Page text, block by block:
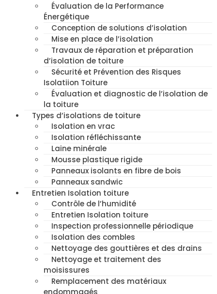
Évaluation de la Performance
Énergétique
Conception de solutions d’isolation
Mise en place de l’isolation
Travaux de réparation et préparation
d’isolation de toiture
Sécurité et Prévention des Risques
Isolatiion Toiture
Évaluation et diagnostic de l’isolation de
la toiture
Types d’isolations de toiture
Isolation en vrac
Isolation réfléchissante
Laine minérale
Mousse plastique rigide
Panneaux isolants en fibre de bois
Panneaux sandwic
Entretien Isolation toiture
Contrôle de l’humidité
Entretien Isolation toiture
Inspection professionnelle périodique
Isolation des combles
Nettoyage des gouttières et des drains
Nettoyage et traitement des
moisissures
Remplacement des matériaux